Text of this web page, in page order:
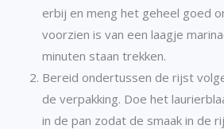
erbij en meng het geheel goed
voorzien is van een laagje
minuten staan trekken.
Bereid ondertussen de rijst
de verpakking. Doe het
in de pan zodat de smaak in de